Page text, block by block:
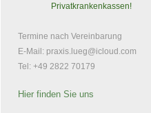
Privatkrankenkassen!
Termine nach Vereinbarung
E-Mail: praxis.lueg@icloud.com
Tel: +49 2822 70179
Hier finden Sie uns